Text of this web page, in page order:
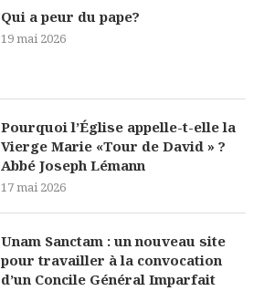
Qui a peur du pape?
19 mai 2026
Pourquoi l’Église appelle-t-elle la
Vierge Marie «Tour de David » ?
Abbé Joseph Lémann
17 mai 2026
Unam Sanctam : un nouveau site
pour travailler à la convocation
d’un Concile Général Imparfait